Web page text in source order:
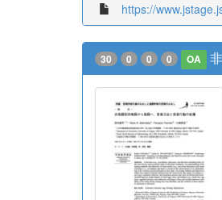
https://
30 0 0 0 OA